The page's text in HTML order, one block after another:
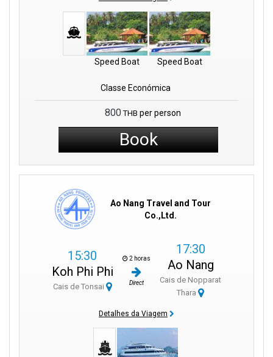
Speed Boat Speed Boat
Classe Económica
800 THB per person
Book
Ao Nang Travel and Tour
Co.,Ltd.
15:30
Koh Phi Phi
Cais de Tonsai
2 horas
Direct
17:30
Ao Nang
Cais de Nopparat
Thara
Detalhes da Viagem